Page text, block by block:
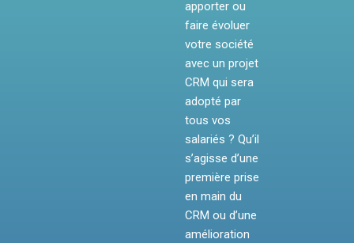
apporter ou
faire évoluer
votre société
avec un projet
CRM qui sera
adopté par
tous vos
salariés ? Qu’il
s’agisse d’une
première prise
en main du
CRM ou d’une
amélioration